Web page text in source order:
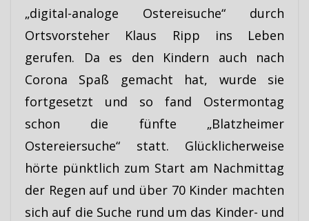
„digital-analoge Ostereisuche“ durch
Ortsvorsteher Klaus Ripp ins Leben
gerufen. Da es den Kindern auch nach
Corona Spaß gemacht hat, wurde sie
fortgesetzt und so fand Ostermontag
schon die fünfte „Blatzheimer
Ostereiersuche“ statt. Glücklicherweise
hörte pünktlich zum Start am Nachmittag
der Regen auf und über 70 Kinder machten
sich auf die Suche rund um das Kinder- und